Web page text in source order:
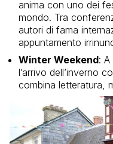
anima con uno dei
mondo. Tra
autori di fama
appuntamento
Winter Weekend:
l’arrivo dell’inverno
combina letteratura,